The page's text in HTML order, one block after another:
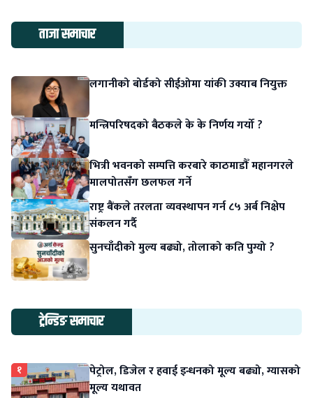
ताजा समाचार
लगानीको बोर्डको सीईओमा यांकी उक्याब नियुक्त
मन्त्रिपरिषदको बैठकले के के निर्णय गर्यो ?
भित्री भवनको सम्पत्ति करबारे काठमाडौँ महानगरले
मालपोतसँग छलफल गर्ने
राष्ट्र बैंकले तरलता व्यवस्थापन गर्न ८५ अर्ब निक्षेप
संकलन गर्दै
सुनचाँदीको मुल्य बढ्यो, तोलाको कति पुग्यो ?
ट्रेन्डिङ समाचार
१
पेट्रोल, डिजेल र हवाई इन्धनको मूल्य बढ्यो, ग्यासको
मूल्य यथावत